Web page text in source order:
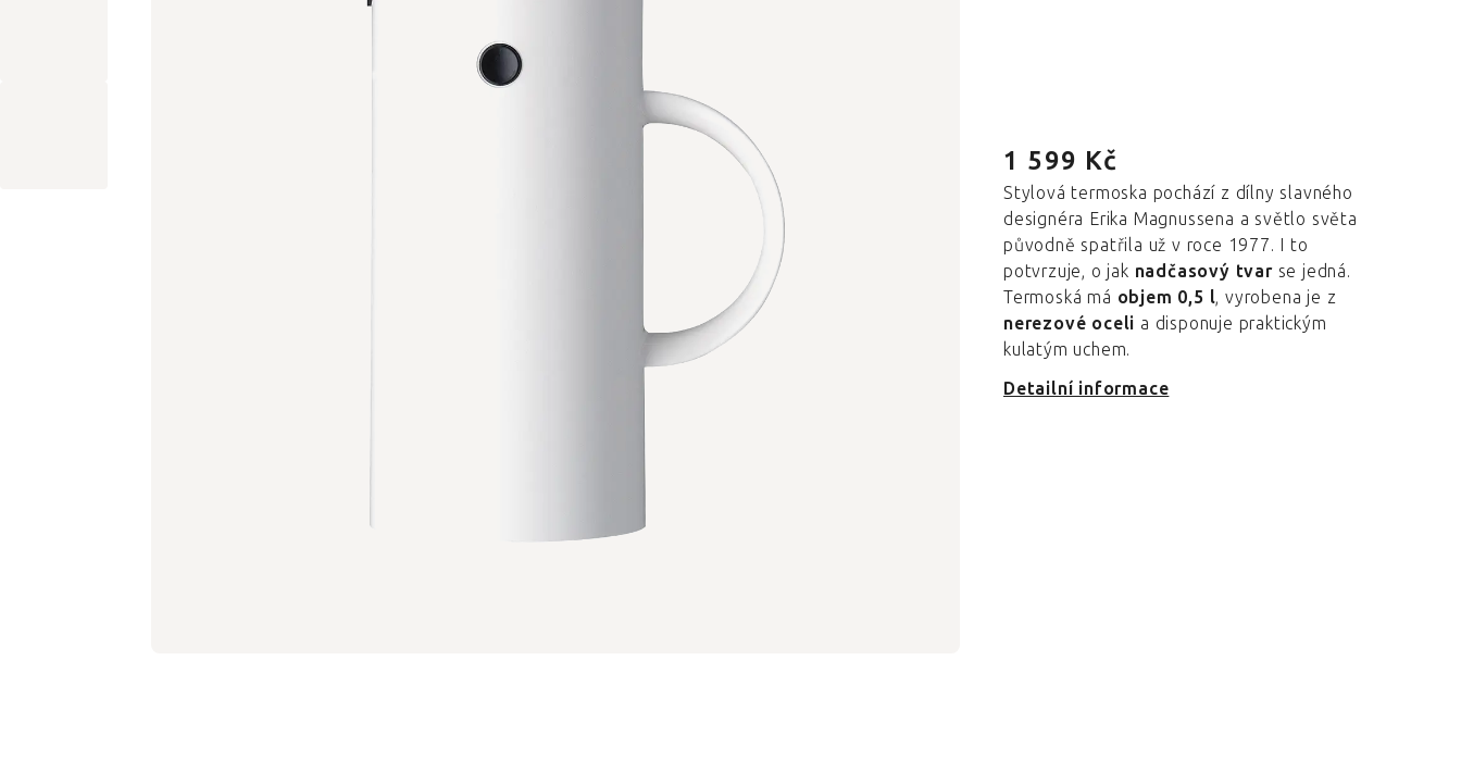
1 599 Kč
Stylová termoska pochází z dílny slavného
designéra Erika Magnussena a světlo světa
původně spatřila už v roce 1977. I to
potvrzuje, o jak nadčasový tvarse jedná.
Termoská má objem 0,5 l, vyrobena je z
nerezové oceli a disponuje praktickým
kulatým uchem.
Detailní informace